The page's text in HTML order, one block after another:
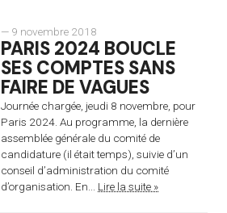
— 9 novembre 2018
PARIS 2024 BOUCLE
SES COMPTES SANS
FAIRE DE VAGUES
Journée chargée, jeudi 8 novembre, pour
Paris 2024. Au programme, la dernière
assemblée générale du comité de
candidature (il était temps), suivie d’un
conseil d’administration du comité
d’organisation. En... Lire la suite »